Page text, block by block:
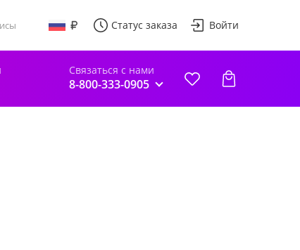
Статус заказа Войти
Связаться с нами
8-800-333-0905